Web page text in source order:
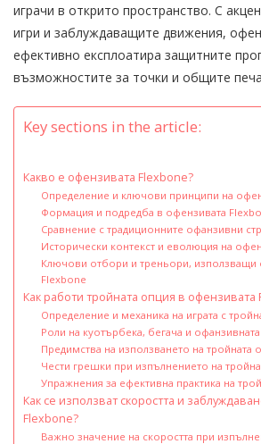
играчи в открито пространство. С
игри и заблуждаващите движения,
ефективно експлоатира защитните
възможностите за точки и общите
Key sections in the article:
Какво е офензивата Flexbone?
Определение и ключови принципи на
Формация и подредба в офензивата
Сравнение с традиционните офанзивни
Исторически контекст и еволюция на
Ключови отбори и треньори, използващи
Flexbone
Как работи тройната опция в офензивата
Определение и механика на играта с
Роли на куотърбека, бегача и
Предимства на използването на тройната
Чести грешки при изпълнението на
Упражнения за ефективна практика на
Как се използват скоростта и
Flexbone?
Важно значение на скоростта при